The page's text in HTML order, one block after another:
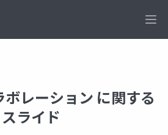
レーション に関する
スライド